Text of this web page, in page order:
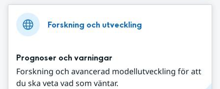
Forskning och utveckling
Prognoser och varningar
Forskning och avancerad modellutveckling för att
du ska veta vad som väntar.